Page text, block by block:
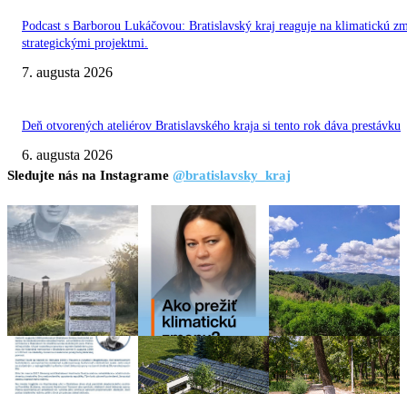
Podcast s Barborou Lukáčovou: Bratislavský kraj reaguje na klimatickú
strategickými projektmi.
7. augusta 2026
Deň otvorených ateliérov Bratislavského kraja si tento rok dáva prestávku
6. augusta 2026
Sledujte nás na Instagrame @bratislavsky_kraj